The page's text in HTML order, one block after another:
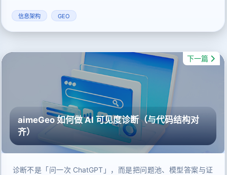
信息架构 GEO
下一篇
aimeGeo 如何做 AI 可见度诊断（与代码结构对
齐）
诊断不是「问一次 ChatGPT」，而是把问题池、模型答案与证